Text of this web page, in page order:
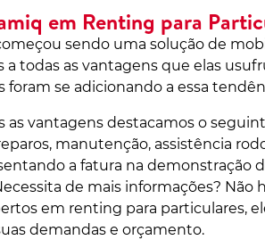
em Renting para
sendo uma solução de
a todas as vantagens que elas
foram se adicionando a essa
as vantagens destacamos o
manutenção, assistência
a fatura na demonstração
de mais informações?
em renting para particulares,
demandas e orçamento.